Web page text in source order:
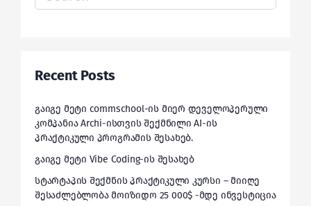
for:
Recent Posts
გაიგე მეტი commschool-ის მიერ დეველოპერული
კომპანია Archi-ისთვის შექმნილი AI-ის
პრაქტიკული პროგრამის შესახებ.
გაიგე მეტი Vibe Coding-ის შესახებ
სტარტაპის შექმნის პრაქტიკული კურსი – მიიღე
შესაძლებლობა მოიზიდო 25 000$ -მდე ინვესტიცია